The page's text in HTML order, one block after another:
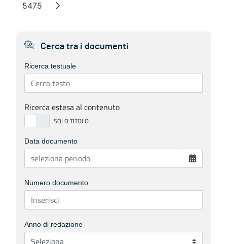
Pagina
5475
Cerca tra i documenti
Ricerca testuale
Ricerca estesa al contenuto
Data documento
Numero documento
Anno di redazione